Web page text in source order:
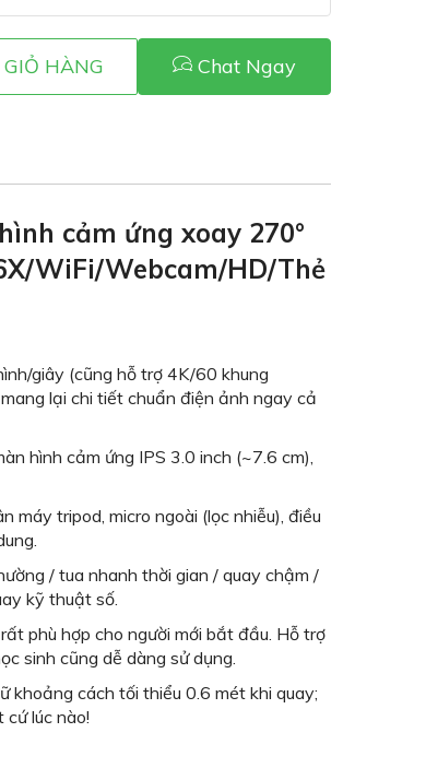
GIỎ HÀNG Chat Ngay
cảm ứng xoay 270°
WiFi/Webcam/HD/Thẻ
giây (cũng hỗ trợ 4K/60 khung
lại chi tiết chuẩn điện ảnh ngay cả
hình cảm ứng IPS 3.0 inch (~7.6 cm),
máy tripod, micro ngoài (lọc nhiễu), điều
/ tua nhanh thời gian / quay chậm /
kỹ thuật số.
phù hợp cho người mới bắt đầu. Hỗ trợ
sinh cũng dễ dàng sử dụng.
khoảng cách tối thiểu 0.6 mét khi quay;
lúc nào!